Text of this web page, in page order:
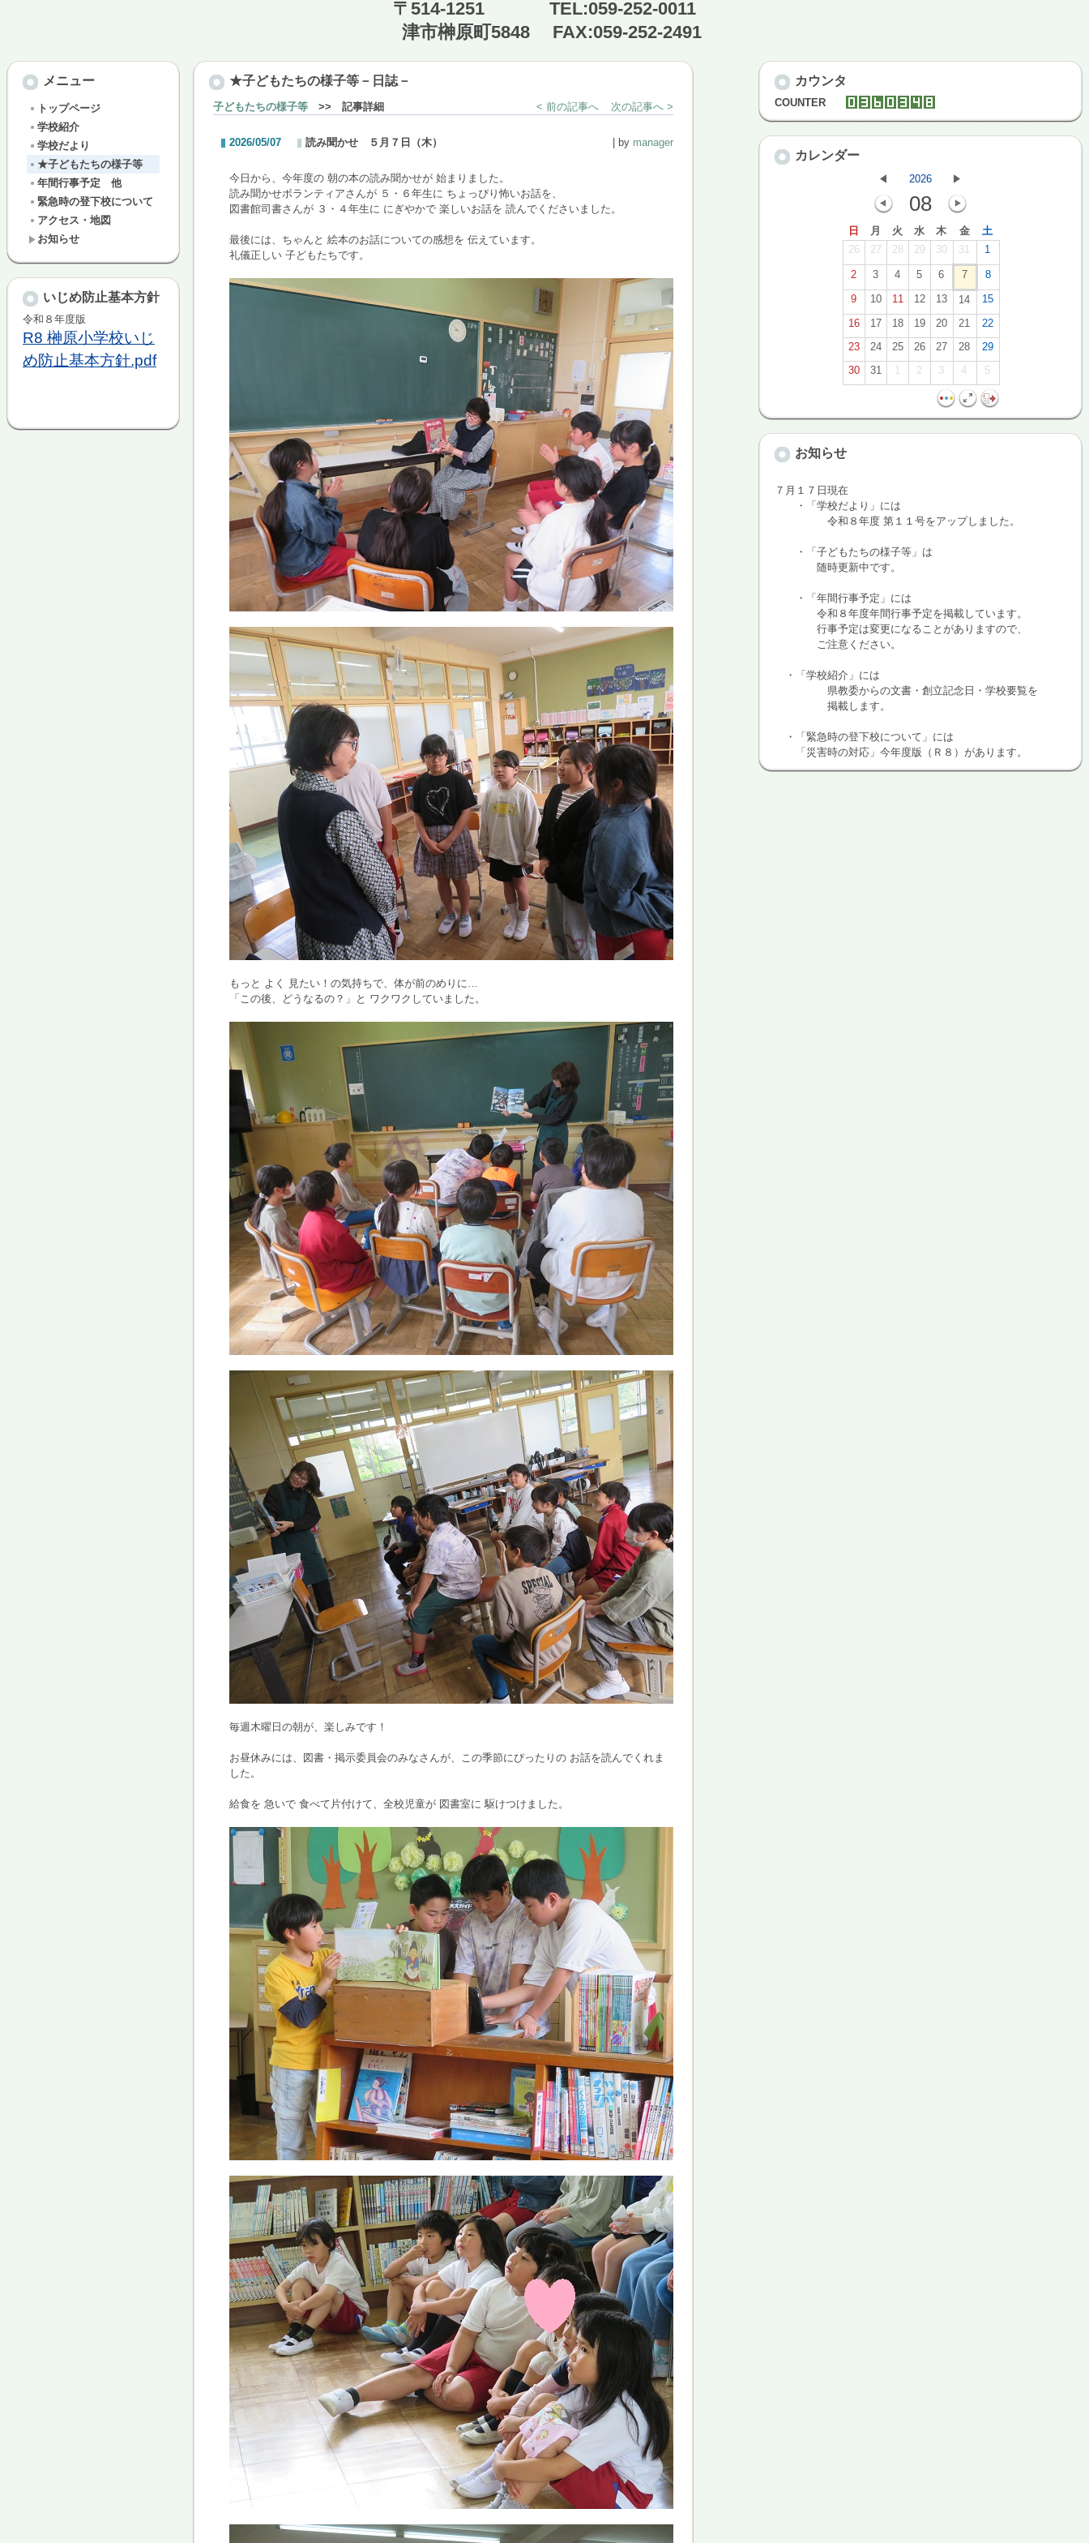
〒514-1251 TEL:059-252-0011
津市榊原町5848 FAX:059-252-2491
メニュー
トップページ
学校紹介
学校だより
★子どもたちの様子等
年間行事予定 他
緊急時の登下校について
アクセス・地図
お知らせ
いじめ防止基本方針
令和８年度版
R8 榊原小学校いじ
め防止基本方針.pdf
★子どもたちの様子等－日誌－
子どもたちの様子等 >> 記事詳細 < 前の記事へ 次の記事へ >
2026/05/07 読み聞かせ ５月７日（木） | by manager
今日から、今年度の 朝の本の読み聞かせが 始まりました。
読み聞かせボランティアさんが ５・６年生に ちょっぴり怖いお話を、
図書館司書さんが ３・４年生に にぎやかで 楽しいお話を 読んでくださいました。
最後には、ちゃんと 絵本のお話についての感想を 伝えています。
礼儀正しい 子どもたちです。
もっと よく 見たい！の気持ちで、体が前のめりに…
「この後、どうなるの？」と ワクワクしていました。
毎週木曜日の朝が、楽しみです！
お昼休みには、図書・掲示委員会のみなさんが、この季節にぴったりの お話を読んでくれま
した。
給食を 急いで 食べて片付けて、全校児童が 図書室に 駆けつけました。
カウンタ
COUNTER
カレンダー
2026
08
日 月 火 水 木 金
土
26
27 28 29 30 31 1
2 3 4 5 6 7
8
9
10 11 12 13 14
15
16
17 18 19 20 21
22
23
24 25 26 27 28
29
30
31 1 2 3 4 5
お知らせ
７月１７日現在
・「学校だより」には
令和８年度 第１１号をアップしました。
・「子どもたちの様子等」は
随時更新中です。
・「年間行事予定」には
令和８年度年間行事予定を掲載しています。
行事予定は変更になることがありますので、
ご注意ください。
・「学校紹介」には
県教委からの文書・創立記念日・学校要覧を
掲載します。
・「 緊急時の登下校について」には
「災害時の対応」今年度版（Ｒ８）があります。